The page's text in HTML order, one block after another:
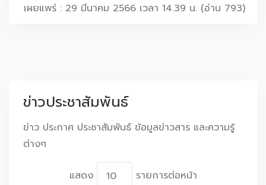
เผยแพร่ : 29 มีนาคม 2566 เวลา 14.39 น. (อ่าน 793)
ข่าวประชาสัมพันธ์
ข่าว ประกาศ ประชาสัมพันธ์ ข้อมูลข่าวสาร และความรู้
ต่างๆ
แสดง รายการต่อหน้า